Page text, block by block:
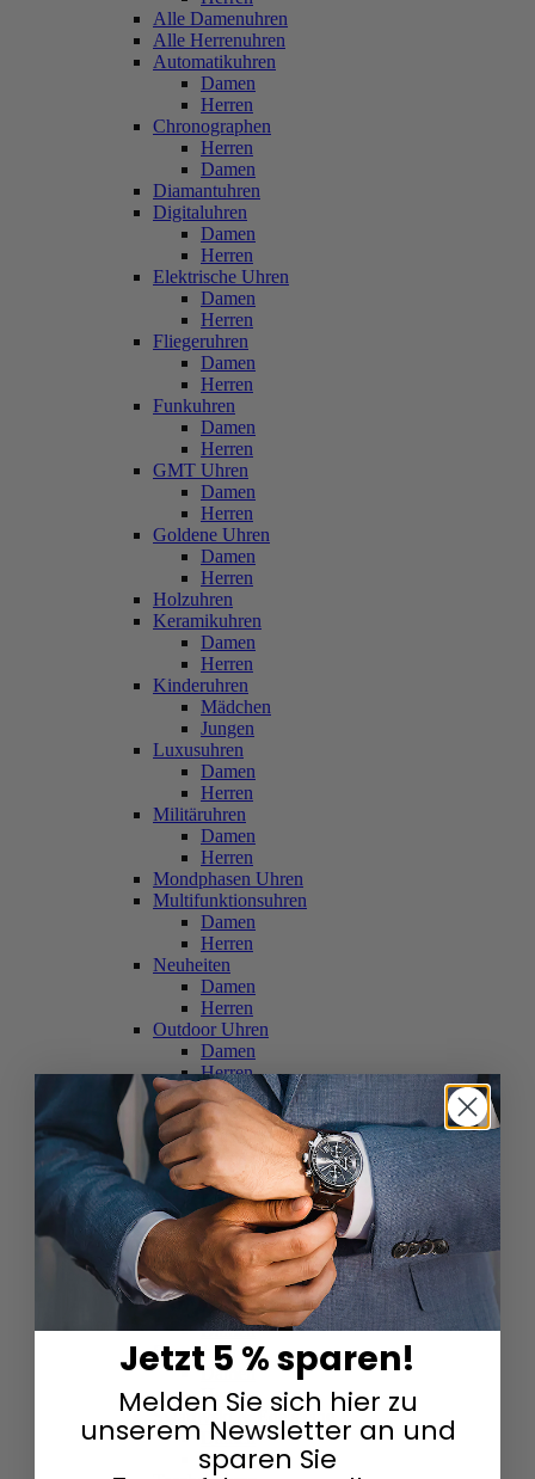
Alle Damenuhren
Alle Herrenuhren
Automatikuhren
Damen
Herren
Chronographen
Herren
Damen
Diamantuhren
Digitaluhren
Damen
Herren
Elektrische Uhren
Damen
Herren
Fliegeruhren
Damen
Herren
Funkuhren
Damen
Herren
GMT Uhren
Damen
Herren
Goldene Uhren
Damen
Herren
Holzuhren
Keramikuhren
Damen
Herren
Kinderuhren
Mädchen
Jungen
Luxusuhren
Damen
Herren
Militäruhren
Damen
Herren
Mondphasen Uhren
Multifunktionsuhren
Damen
Herren
Neuheiten
Damen
Herren
Outdoor Uhren
Damen
Herren
Schweizer Uhren
Damen
Herren
Skelettuhren
Damen
Herren
Smartwatches
Damen
Herren
Solaruhren
Herren
Damen
Sportuhren
Damen
Herren
Swarovski & Edelsteine
Damen
Herren
Jetzt 5 % sparen!
Melden Sie sich hier zu
unserem Newsletter an und
sparen Sie